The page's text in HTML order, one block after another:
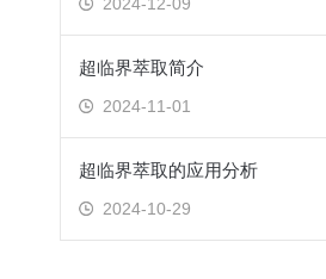
超临界萃取简介
2024-11-01
超临界萃取的应用分析
2024-10-29